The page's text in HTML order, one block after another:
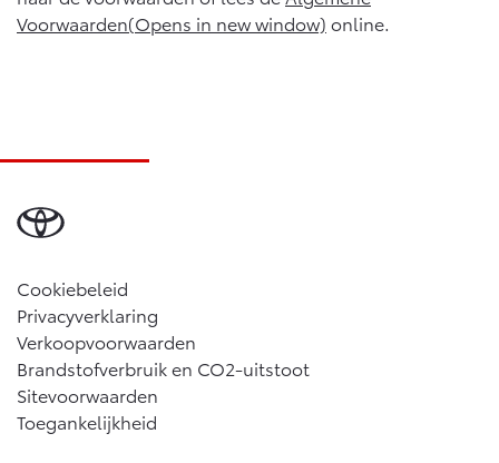
Voorwaarden(Opens in new window) online.
Cookiebeleid
Privacyverklaring
Verkoopvoorwaarden
Brandstofverbruik en CO2-uitstoot
Sitevoorwaarden
Toegankelijkheid